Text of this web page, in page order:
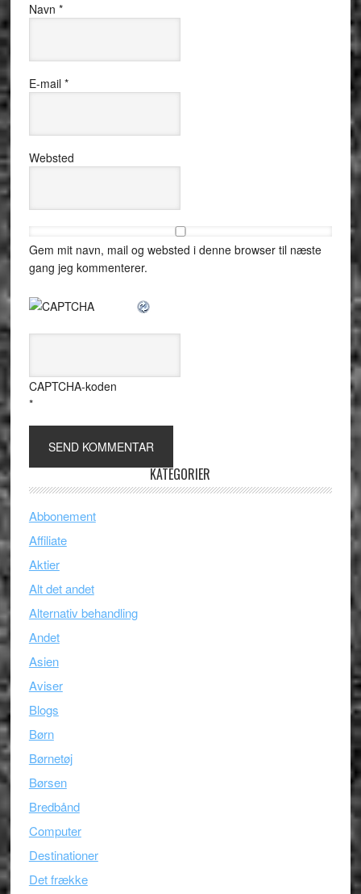
Navn *
E-mail *
Websted
Gem mit navn, mail og websted i denne browser til næste
gang jeg kommenterer.
CAPTCHA-koden
*
KATEGORIER
Abbonement
Affiliate
Aktier
Alt det andet
Alternativ behandling
Andet
Asien
Aviser
Blogs
Børn
Børnetøj
Børsen
Bredbånd
Computer
Destinationer
Det frække